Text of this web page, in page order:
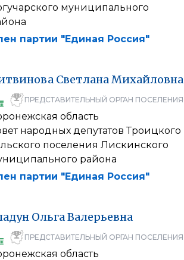
муниципального
партии "Единая Россия"
СветланаМихайловна
ПРЕДСТАВИТЕЛЬНЫЙ ОРГАН ПОСЕЛЕНИЯ
область
народных депутатов Троицкого
поселения Лискинского
района
партии "Единая Россия"
ОльгаВалерьевна
ПРЕДСТАВИТЕЛЬНЫЙ ОРГАН ПОСЕЛЕНИЯ
область